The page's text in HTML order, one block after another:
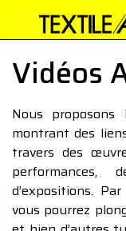
Vidéos
Nous proposons
montrant des
travers des
d’expositions.
vous pourrez